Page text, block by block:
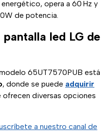
opera a 60 Hz y
de potencia.
led LG de
65UT7570PUB está
, donde se puede adquirir
ofrecen diversas opciones
a nuestro canal de